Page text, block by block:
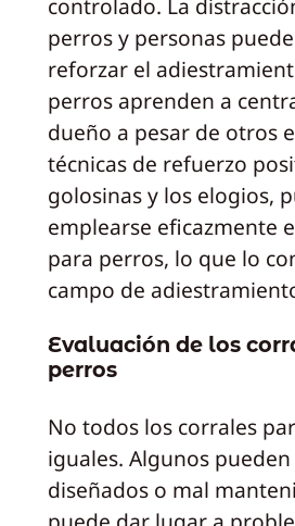
perros y personas
reforzar el
perros aprenden a
dueño a pesar de otros
técnicas de refuerzo
golosinas y los elogios,
emplearse eficazmente
para perros, lo que lo
campo de
Evaluación de los
perros
No todos los corrales
iguales. Algunos
diseñados o mal